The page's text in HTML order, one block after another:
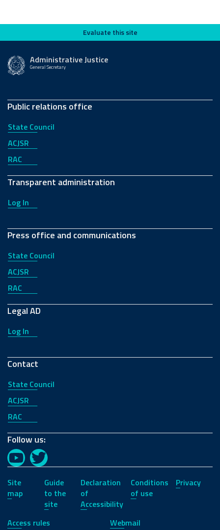
Evaluate this siteEvaluate this site
Administrative Justice
General Secretary
Public relations office
State Council
ACJSR
RAC
Transparent administration
Log In
Press office and communications
State Council
ACJSR
RAC
Legal AD
Log In
Contact
State Council
ACJSR
RAC
Follow us:
YouTubeTwitter
Site
map
Guide
to the
site
Declaration
of
Accessibility
Conditions
of use
Privacy
Access rules Webmail